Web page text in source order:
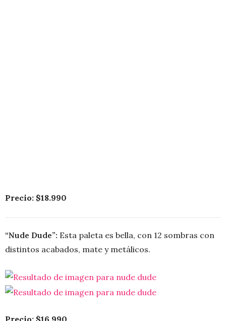
Precio: $18.990
“Nude Dude”: Esta paleta es bella, con 12 sombras con
distintos acabados, mate y metálicos.